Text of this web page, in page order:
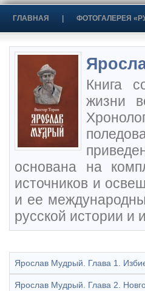
ГЛАВНАЯ ФОТОГАЛЕРЕЯ
Книга
жизни
основана на
источников и
и ее
русской истории и
Ярослав Мудрый. Глава 1.
Ярослав Мудрый. Глава 2.